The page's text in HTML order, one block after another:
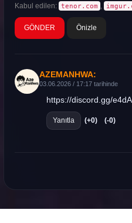
Kabul edilen: tenor.com
Önizle
AZEMANHWA:
03.06.2026 / 17:17 tarihinde
https://discord.gg/
Yanıtla (+0) (-0)